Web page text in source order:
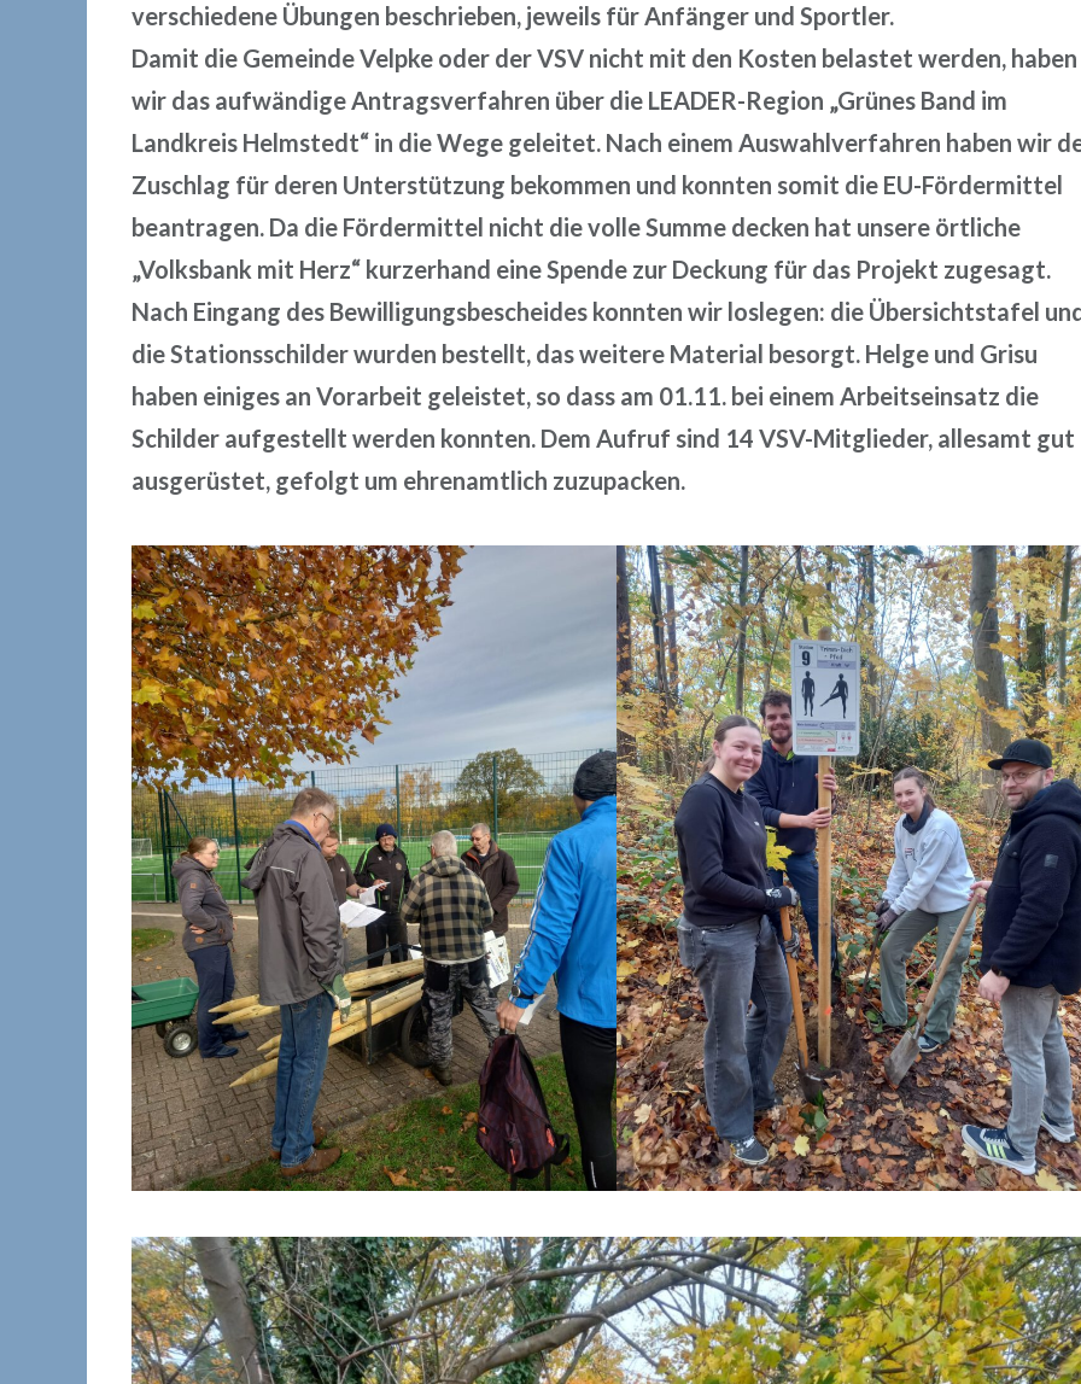
verschiedene Übungen beschrieben, jeweils für Anfänger und Sportler.
Damit die Gemeinde Velpke oder der VSV nicht mit den Kosten belastet werden, haben
wir das aufwändige Antragsverfahren über die LEADER-Region „Grünes Band im
Landkreis Helmstedt“ in die Wege geleitet. Nach einem Auswahlverfahren haben wir
Zuschlag für deren Unterstützung bekommen und konnten somit die EU-Fördermittel
beantragen. Da die Fördermittel nicht die volle Summe decken hat unsere örtliche
„Volksbank mit Herz“ kurzerhand eine Spende zur Deckung für das Projekt zugesagt.
Nach Eingang des Bewilligungsbescheides konnten wir loslegen: die Übersichtstafel
die Stationsschilder wurden bestellt, das weitere Material besorgt. Helge und Grisu
haben einiges an Vorarbeit geleistet, so dass am 01.11. bei einem Arbeitseinsatz die
Schilder aufgestellt werden konnten. Dem Aufruf sind 14 VSV-Mitglieder, allesamt gut
ausgerüstet, gefolgt um ehrenamtlich zuzupacken.